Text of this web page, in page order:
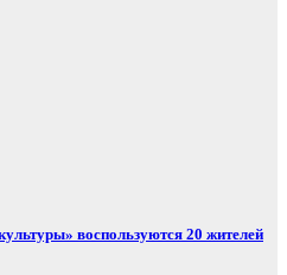
воспользуются 20 жителей